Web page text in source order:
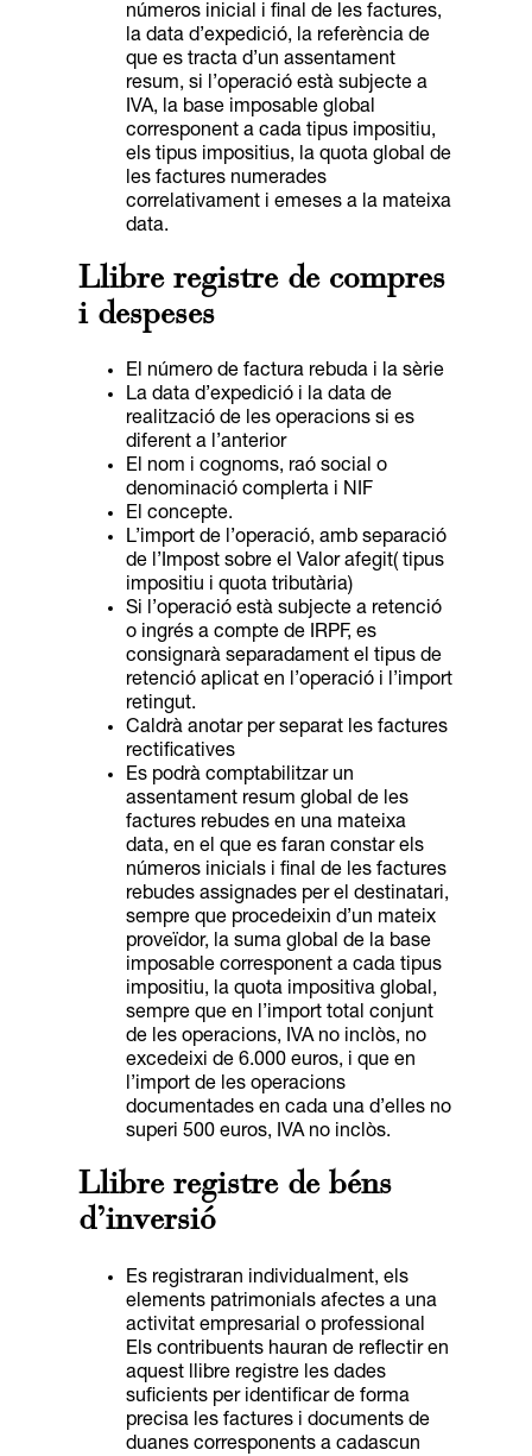
números inicial i final de les factures,
la data d’expedició, la referència de
que es tracta d’un assentament
resum, si l’operació està subjecte a
IVA, la base imposable global
corresponent a cada tipus impositiu,
els tipus impositius, la quota global de
les factures numerades
correlativament i emeses a la mateixa
data.
Llibre registre de compres
i despeses
El número de factura rebuda i la sèrie
La data d’expedició i la data de
realització de les operacions si es
diferent a l’anterior
El nom i cognoms, raó social o
denominació complerta i NIF
El concepte.
L’import de l’operació, amb separació
de l’Impost sobre el Valor afegit( tipus
impositiu i quota tributària)
Si l’operació està subjecte a retenció
o ingrés a compte de IRPF, es
consignarà separadament el tipus de
retenció aplicat en l’operació i l’import
retingut.
Caldrà anotar per separat les factures
rectificatives
Es podrà comptabilitzar un
assentament resum global de les
factures rebudes en una mateixa
data, en el que es faran constar els
números inicials i final de les factures
rebudes assignades per el destinatari,
sempre que procedeixin d’un mateix
proveïdor, la suma global de la base
imposable corresponent a cada tipus
impositiu, la quota impositiva global,
sempre que en l’import total conjunt
de les operacions, IVA no inclòs, no
excedeixi de 6.000 euros, i que en
l’import de les operacions
documentades en cada una d’elles no
superi 500 euros, IVA no inclòs.
Llibre registre de béns
d’inversió
Es registraran individualment, els
elements patrimonials afectes a una
activitat empresarial o professional
Els contribuents hauran de reflectir en
aquest llibre registre les dades
suficients per identificar de forma
precisa les factures i documents de
duanes corresponents a cadascun